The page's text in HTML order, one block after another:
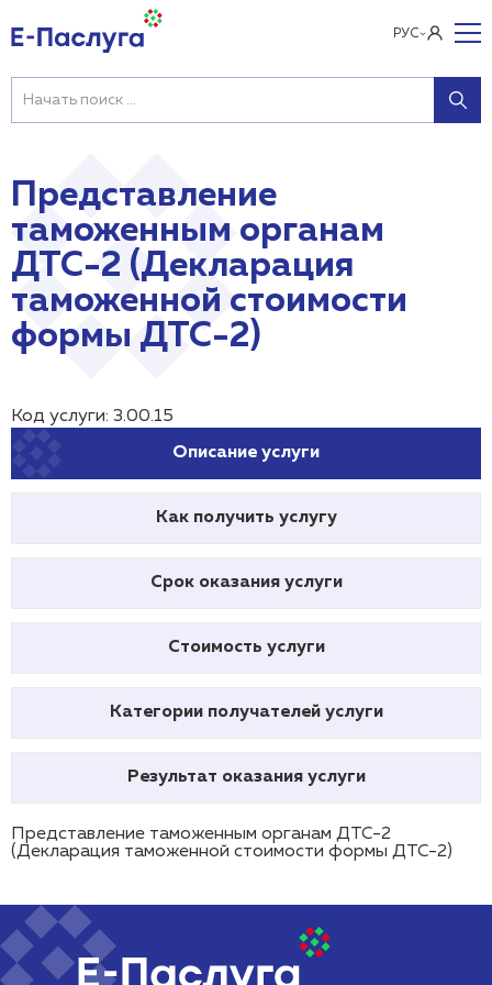
РУС
Представление
таможенным органам
ДТС-2 (Декларация
таможенной стоимости
формы ДТС-2)
Код услуги: 3.00.15
Описание услуги
Как получить услугу
Срок оказания услуги
Стоимость услуги
Категории получателей услуги
Результат оказания услуги
Представление таможенным органам ДТС-2
(Декларация таможенной стоимости формы ДТС-2)